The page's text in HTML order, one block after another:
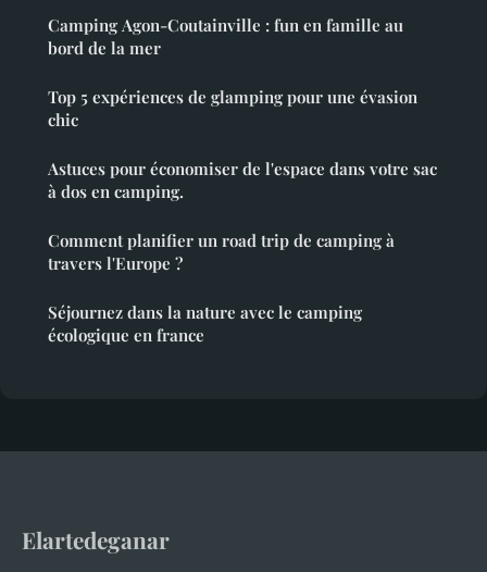
Camping Agon-Coutainville : fun en famille au
bord de la mer
Top 5 expériences de glamping pour une évasion
chic
Astuces pour économiser de l'espace dans votre sac
à dos en camping.
Comment planifier un road trip de camping à
travers l'Europe ?
Séjournez dans la nature avec le camping
écologique en france
Elartedeganar